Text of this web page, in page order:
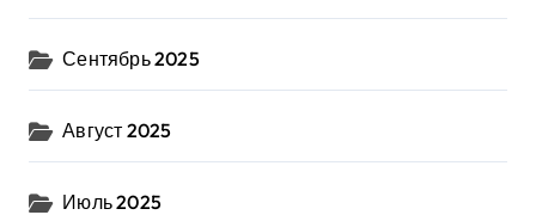
Сентябрь 2025
Август 2025
Июль 2025